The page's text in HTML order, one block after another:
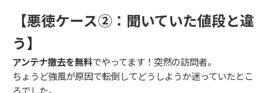
【悪徳ケース②：聞いていた値段と違
う】
アンテナ撤去を無料でやってます！突然の訪問者。
ちょうど強風が原因で転倒してどうしようか迷っていたとこ
ろでした。